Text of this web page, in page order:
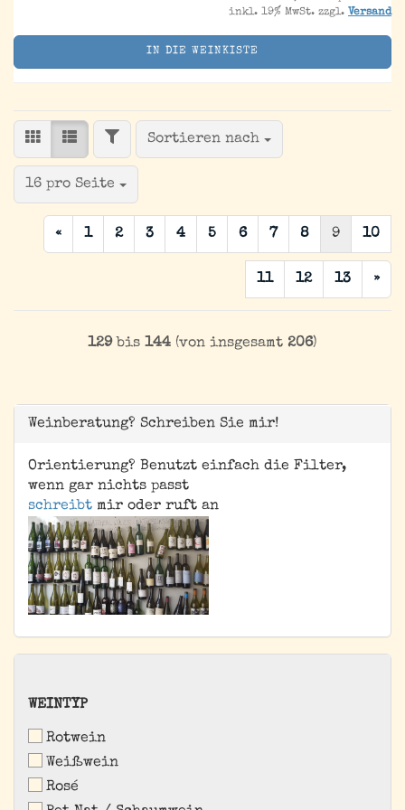
inkl. 19% MwSt. zzgl. Versand
IN DIE WEINKISTE
FILTERSortieren nach
Sortieren nach
16 pro Seite
pro Seite
« 1 2 3 4 5 6 7 8 9 10
11 12 13 »
129bis 144 (von insgesamt 206)
Weinberatung? Schreiben Sie mir!
Orientierung? Benutzt einfach die Filter,
wenn gar nichts passt
schreibt mir oder ruft an
WEINTYP
WEINTYP
Rotwein
Weißwein
Rosé